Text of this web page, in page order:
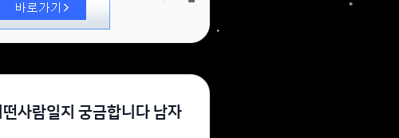
사람일지 궁금합니다 남자